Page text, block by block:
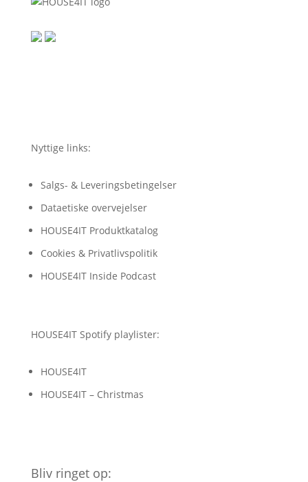
Nyttige links:
Salgs- & Leveringsbetingelser
Dataetiske overvejelser
HOUSE4IT Produktkatalog
Cookies & Privatlivspolitik
HOUSE4IT Inside Podcast
HOUSE4IT Spotify playlister:
HOUSE4IT
HOUSE4IT – Christmas
Bliv ringet op: